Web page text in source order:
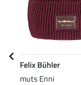
Felix Bühler
muts Enni